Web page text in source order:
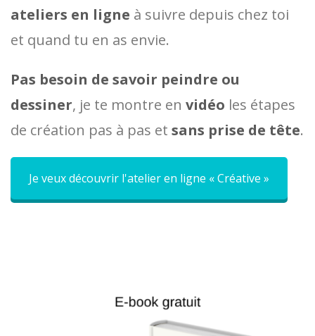
ateliers en ligne à suivre depuis chez toi
et quand tu en as envie.
Pas besoin de savoir peindre ou
dessiner, je te montre en vidéo les étapes
de création pas à pas et sans prise de tête.
Je veux découvrir l'atelier en ligne « Créative »